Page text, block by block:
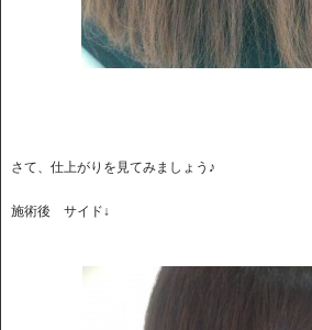
さて、仕上がりを見てみましょう♪
施術後 サイド↓